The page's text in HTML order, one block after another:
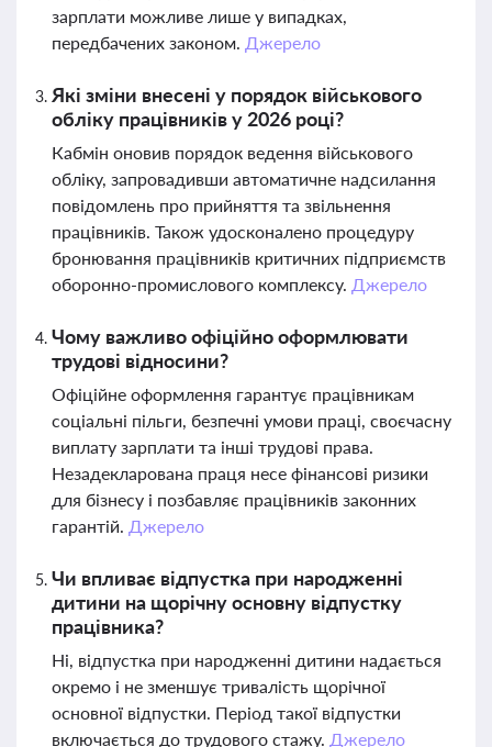
зарплати можливе лише у випадках,
передбачених законом. Джерело
Які зміни внесені у порядок військового
обліку працівників у 2026 році?
Кабмін оновив порядок ведення військового
обліку, запровадивши автоматичне надсилання
повідомлень про прийняття та звільнення
працівників. Також удосконалено процедуру
бронювання працівників критичних підприємств
оборонно-промислового комплексу. Джерело
Чому важливо офіційно оформлювати
трудові відносини?
Офіційне оформлення гарантує працівникам
соціальні пільги, безпечні умови праці, своєчасну
виплату зарплати та інші трудові права.
Незадекларована праця несе фінансові ризики
для бізнесу і позбавляє працівників законних
гарантій. Джерело
Чи впливає відпустка при народженні
дитини на щорічну основну відпустку
працівника?
Ні, відпустка при народженні дитини надається
окремо і не зменшує тривалість щорічної
основної відпустки. Період такої відпустки
включається до трудового стажу. Джерело